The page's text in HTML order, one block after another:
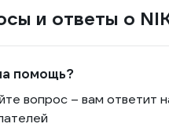
и ответы о
помощь?
вопрос – вам ответит